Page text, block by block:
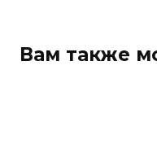
Вам также